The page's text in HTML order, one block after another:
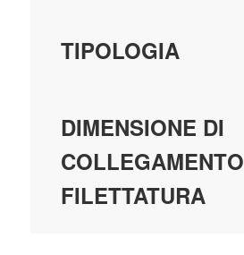
TIPOLOGIA
DIMENSIONE DI
COLLEGAMENTO
FILETTATURA